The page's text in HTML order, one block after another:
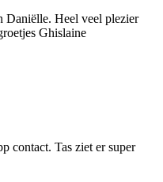
Daniëlle. Heel veel plezier
Ghislaine
contact. Tas ziet er super